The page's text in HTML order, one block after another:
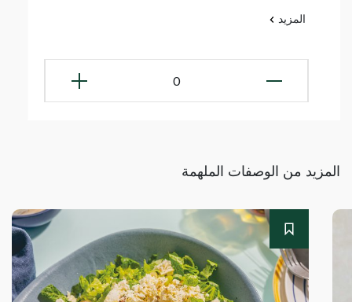
المزيد
0
المزيد من الوصفات الملهمة